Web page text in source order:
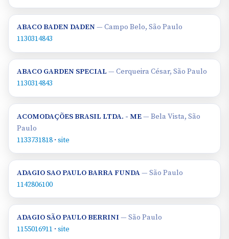
ABACO BADEN DADEN— Campo Belo, São Paulo
1130314843
ABACO GARDEN SPECIAL — Cerqueira César, São Paulo
1130314843
ACOMODAÇÕES BRASIL LTDA. - ME— Bela Vista, São
Paulo
1133731818 · site
ADAGIO SAO PAULO BARRA FUNDA— São Paulo
1142806100
ADAGIO SÃO PAULO BERRINI — São Paulo
1155016911 · site